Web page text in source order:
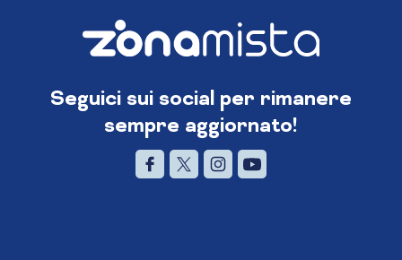
Seguici sui social per rimanere
sempre aggiornato!